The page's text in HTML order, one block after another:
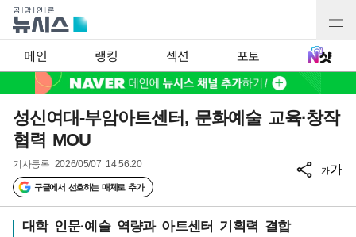
메인 랭킹 섹션 포토
성신여대-부암아트센터, 문화예술 교육·창작
협력 MOU
기사등록 2026/05/07 14:56:20
구글에서 선호하는 매체로 추가
가가
대학 인문·예술 역량과 아트센터 기획력 결합